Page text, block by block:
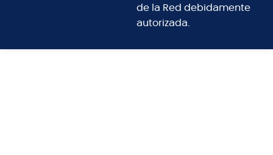
de la Red debidamente
autorizada.